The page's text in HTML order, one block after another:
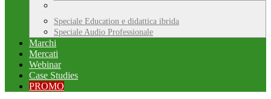
Speciale Education e didattica ibrida
Speciale Audio Professionale
Marchi
Mercati
Webinar
Case Studies
PROMO